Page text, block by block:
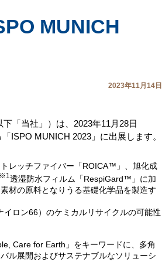
MUNICH
2023年11月14日
「当社」）は、2023年11月28日
ISPO MUNICH 2023」に出展します。
レッチファイバー「ROICA™」、旭化成
※1 透湿防水フィルム「RespiGard™」に加
材の原料となりうる基礎化学品を製造す
ロン66）のケミカルリサイクルの可能性
Care for Earth」をキーワードに、多角
ル展開およびサステナブルなソリューシ